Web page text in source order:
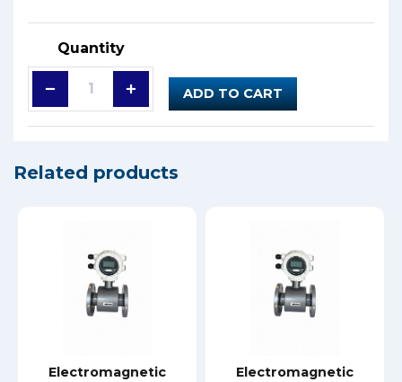
Quantity
ADD TO CART
Related products
Electromagnetic
Electromagnetic